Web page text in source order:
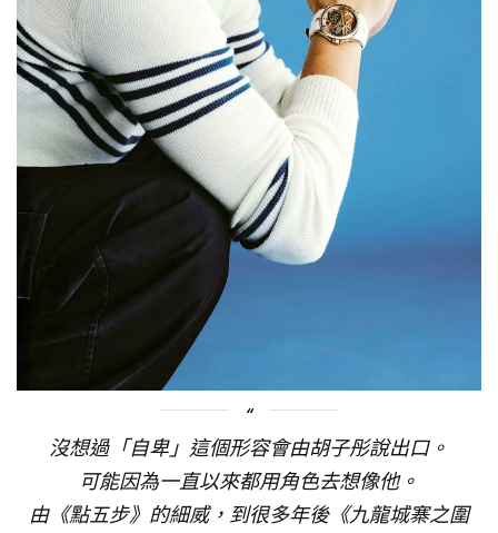
沒想過「自卑」這個形容會由胡子彤說出口。
可能因為一直以來都用角色去想像他。
由《點五步》的細威，到很多年後《九龍城寨之圍